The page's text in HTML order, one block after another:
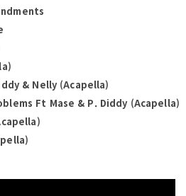
& Nelly (Acapella)
Ft Mase & P. Diddy (Acapella)